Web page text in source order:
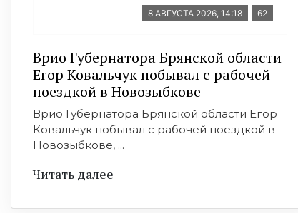
8 АВГУСТА 2026, 14:18 62
Врио Губернатора Брянской области
Егор Ковальчук побывал с рабочей
поездкой в Новозыбкове
Врио Губернатора Брянской области Егор
Ковальчук побывал с рабочей поездкой в
Новозыбкове, ...
Читать далее